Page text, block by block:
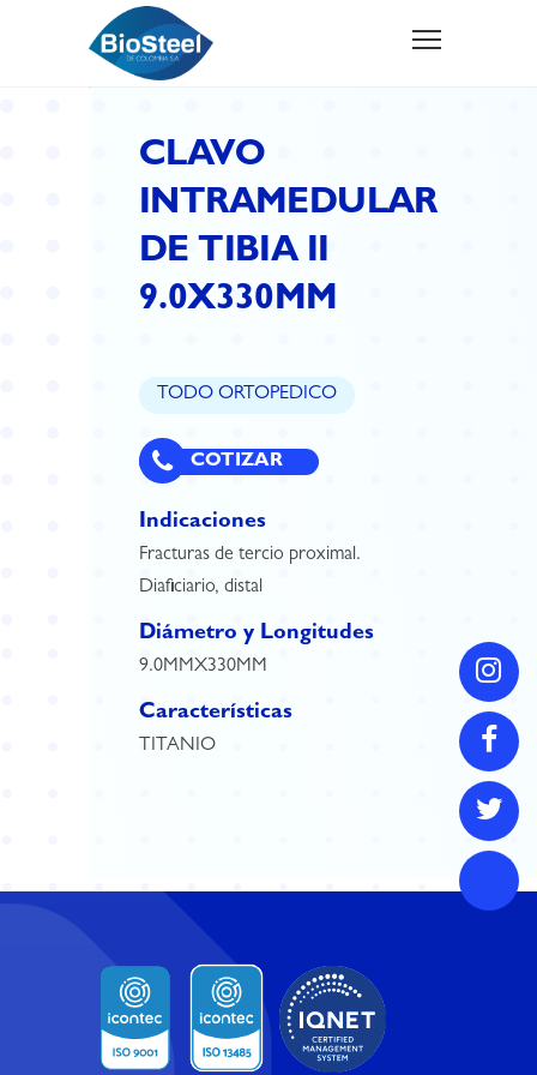
CLAVO
INTRAMEDULAR
DE TIBIA II
9.0X330MM
TODO ORTOPEDICO
COTIZAR
Indicaciones
Fracturas de tercio proximal.
Diaficiario, distal
Diámetro y Longitudes
9.0MMX330MM
Características
TITANIO